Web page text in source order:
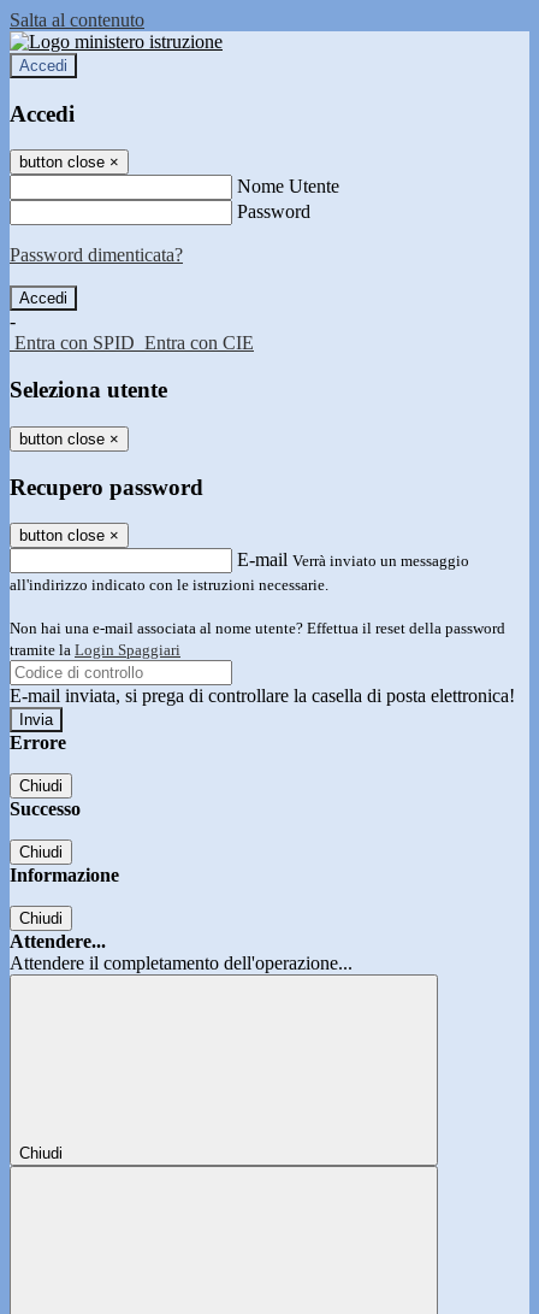
Salta al contenuto
Accedi
Accedi
button close ×
Nome Utente
Password
Password dimenticata?
-
Entra con SPID Entra con CIE
Seleziona utente
button close ×
Recupero password
button close ×
E-mail Verrà inviato un messaggio
all'indirizzo indicato con le istruzioni necessarie.
Non hai una e-mail associata al nome utente? Effettua il reset della password
tramite la Login Spaggiari
E-mail inviata, si prega di controllare la casella di posta elettronica!
Errore
Chiudi
Successo
Chiudi
Informazione
Chiudi
Attendere...
Attendere il completamento dell'operazione...
Chiudi